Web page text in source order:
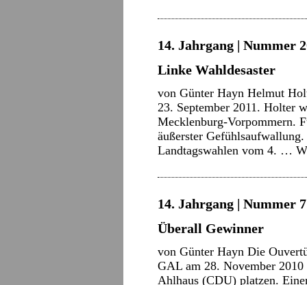
14. Jahrgang | Nummer
Linke Wahldesaster
von Günter Hayn Helmut
23. September 2011. Holter
Mecklenburg-Vorpommern.
äußerster
Landtagswahlen vom 4. …
14. Jahrgang | Nummer
Überall Gewinner
von Günter Hayn Die
GAL am 28. November
Ahlhaus (CDU) platzen.